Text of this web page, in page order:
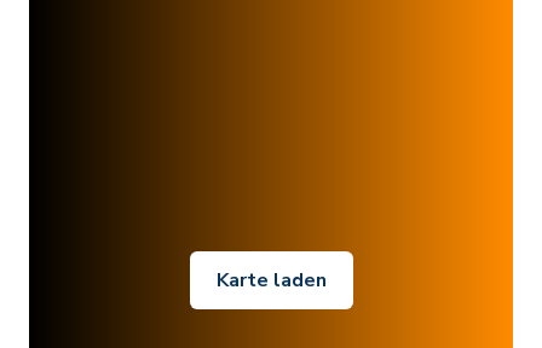
Karte laden